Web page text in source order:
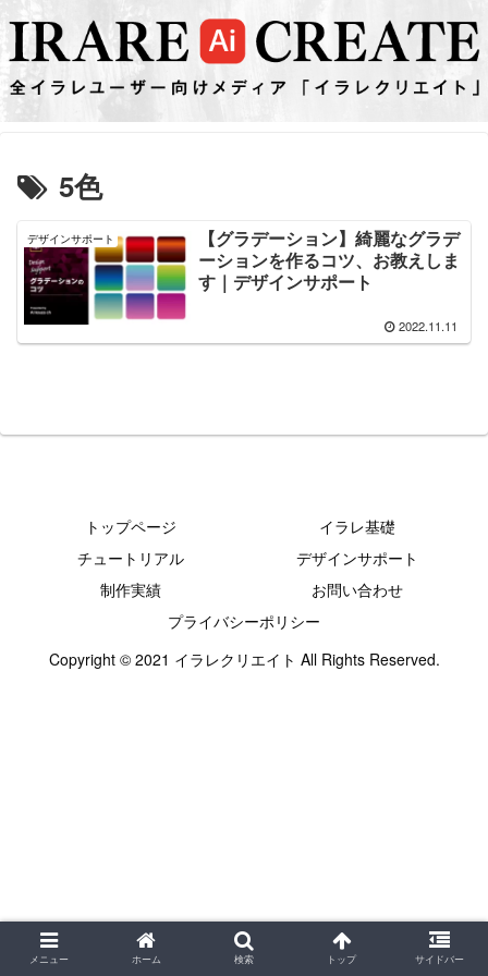
5色
デザインサポート
【グラデーション】綺麗なグラデ
ーションを作るコツ、お教えしま
す｜デザインサポート
2022.11.11
トップページ
イラレ基礎
チュートリアル
デザインサポート
制作実績
お問い合わせ
プライバシーポリシー
Copyright © 2021 イラレクリエイト All Rights Reserved.
メニュー ホーム 検索 トップ サイドバー